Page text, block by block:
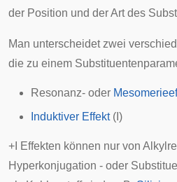
der Position und der Art des
Man unterscheidet zwei
die zu einem
Resonanz- oder
Induktiver Effekt(I)
+I Effekten können nur von
Hyperkonjugation - oder